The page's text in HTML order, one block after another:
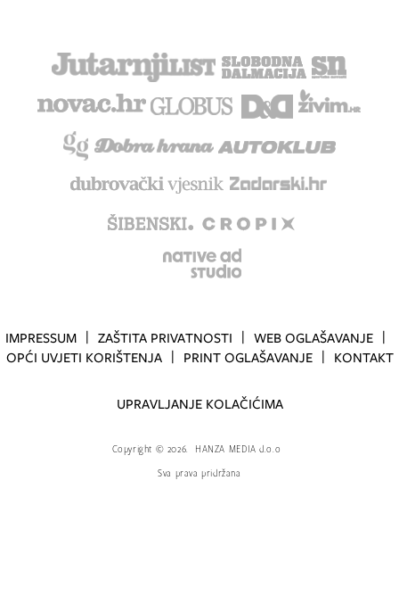
IMPRESSUM ZAŠTITA PRIVATNOSTI
WEB OGLAŠAVANJE
OPĆI UVJETI KORIŠTENJA
PRINT OGLAŠAVANJE KONTAKT
UPRAVLJANJE KOLAČIĆIMA
Copyright © 2026.
HANZA MEDIA d.o.o
Sva prava pridržana